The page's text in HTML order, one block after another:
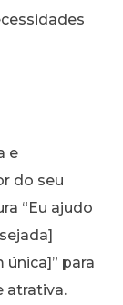
e
do seu
“Eu ajudo
para
atrativa.